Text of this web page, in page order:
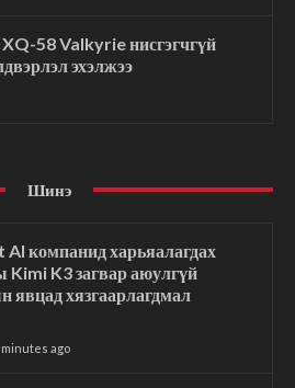
58 Valkyrie нисгэгчгүй
эхэлжээ
Шинэ
компанид харьяалагдах
Kimi K3 загвар аюулгүй
хязгаарлагдмал
minutes ago